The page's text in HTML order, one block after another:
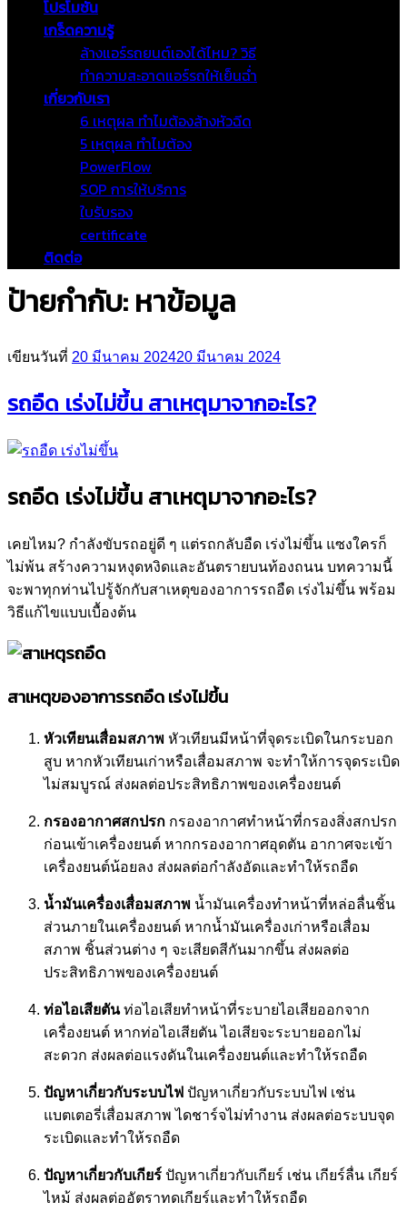
โปรโมชั่น
เกร็ดความรู้
ล้างแอร์รถยนต์เองได้ไหม? วิธี
ทำความสะอาดแอร์รถให้เย็นฉ่ำ
เกี่ยวกับเรา
6 เหตุผล ทำไมต้องล้างหัวฉีด
5 เหตุผล ทำไมต้อง
PowerFlow
SOP การให้บริการ
ใบรับรอง
certificate
ติดต่อ
ป้ายกำกับ:หาข้อมูล
เขียนวันที่ 20 มีนาคม 202420 มีนาคม 2024
รถอืด เร่งไม่ขึ้น สาเหตุมาจากอะไร?
รถอืด เร่งไม่ขึ้น สาเหตุมาจากอะไร?
เคยไหม? กำลังขับรถอยู่ดี ๆ แต่รถกลับอืด เร่งไม่ขึ้น แซงใครก็
ไม่พ้น สร้างความหงุดหงิดและอันตรายบนท้องถนน บทความนี้
จะพาทุกท่านไปรู้จักกับสาเหตุของอาการรถอืด เร่งไม่ขึ้น พร้อม
วิธีแก้ไขแบบเบื้องต้น
สาเหตุของอาการรถอืด เร่งไม่ขึ้น
หัวเทียนเสื่อมสภาพ หัวเทียนมีหน้าที่จุดระเบิดในกระบอก
สูบ หากหัวเทียนเก่าหรือเสื่อมสภาพ จะทำให้การจุดระเบิด
ไม่สมบูรณ์ ส่งผลต่อประสิทธิภาพของเครื่องยนต์
กรองอากาศสกปรก กรองอากาศทำหน้าที่กรองสิ่งสกปรก
ก่อนเข้าเครื่องยนต์ หากกรองอากาศอุดตัน อากาศจะเข้า
เครื่องยนต์น้อยลง ส่งผลต่อกำลังอัดและทำให้รถอืด
น้ำมันเครื่องเสื่อมสภาพ น้ำมันเครื่องทำหน้าที่หล่อลื่นชิ้น
ส่วนภายในเครื่องยนต์ หากน้ำมันเครื่องเก่าหรือเสื่อม
สภาพ ชิ้นส่วนต่าง ๆ จะเสียดสีกันมากขึ้น ส่งผลต่อ
ประสิทธิภาพของเครื่องยนต์
ท่อไอเสียตันท่อไอเสียทำหน้าที่ระบายไอเสียออกจาก
เครื่องยนต์ หากท่อไอเสียตัน ไอเสียจะระบายออกไม่
สะดวก ส่งผลต่อแรงดันในเครื่องยนต์และทำให้รถอืด
ปัญหาเกี่ยวกับระบบไฟ ปัญหาเกี่ยวกับระบบไฟ เช่น
แบตเตอรี่เสื่อมสภาพ ไดชาร์จไม่ทำงาน ส่งผลต่อระบบจุด
ระเบิดและทำให้รถอืด
ปัญหาเกี่ยวกับเกียร์ ปัญหาเกี่ยวกับเกียร์ เช่น เกียร์ลื่น เกียร์
ไหม้ ส่งผลต่ออัตราทดเกียร์และทำให้รถอืด